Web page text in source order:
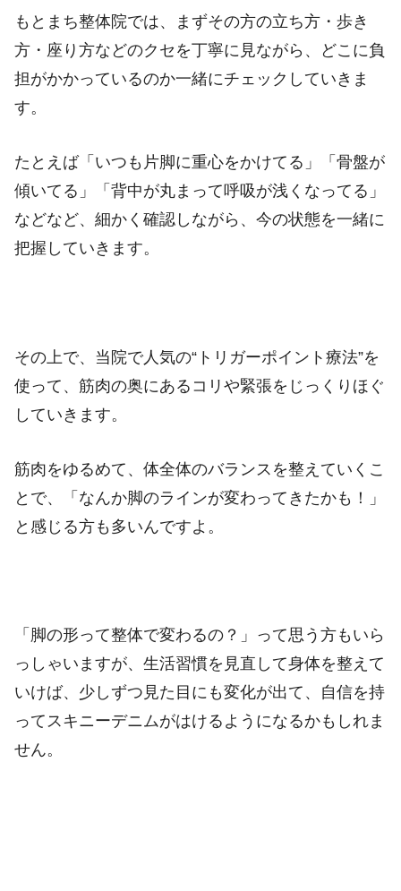
もとまち整体院では、まずその方の立ち方・歩き
方・座り方などのクセを丁寧に見ながら、どこに負
担がかかっているのか一緒にチェックしていきま
す。
たとえば「いつも片脚に重心をかけてる」「骨盤が
傾いてる」「背中が丸まって呼吸が浅くなってる」
などなど、細かく確認しながら、今の状態を一緒に
把握していきます。
その上で、当院で人気の“トリガーポイント療法”を
使って、筋肉の奥にあるコリや緊張をじっくりほぐ
していきます。
筋肉をゆるめて、体全体のバランスを整えていくこ
とで、「なんか脚のラインが変わってきたかも！」
と感じる方も多いんですよ。
「脚の形って整体で変わるの？」って思う方もいら
っしゃいますが、生活習慣を見直して身体を整えて
いけば、少しずつ見た目にも変化が出て、自信を持
ってスキニーデニムがはけるようになるかもしれま
せん。